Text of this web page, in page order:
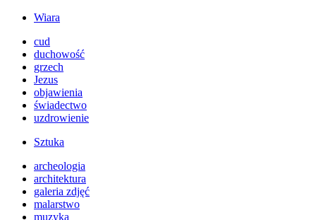
Wiara
cud
duchowość
grzech
Jezus
objawienia
świadectwo
uzdrowienie
Sztuka
archeologia
architektura
galeria zdjęć
malarstwo
muzyka